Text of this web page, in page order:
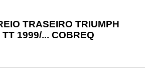
TRASEIRO TRIUMPH
1999/... COBREQ